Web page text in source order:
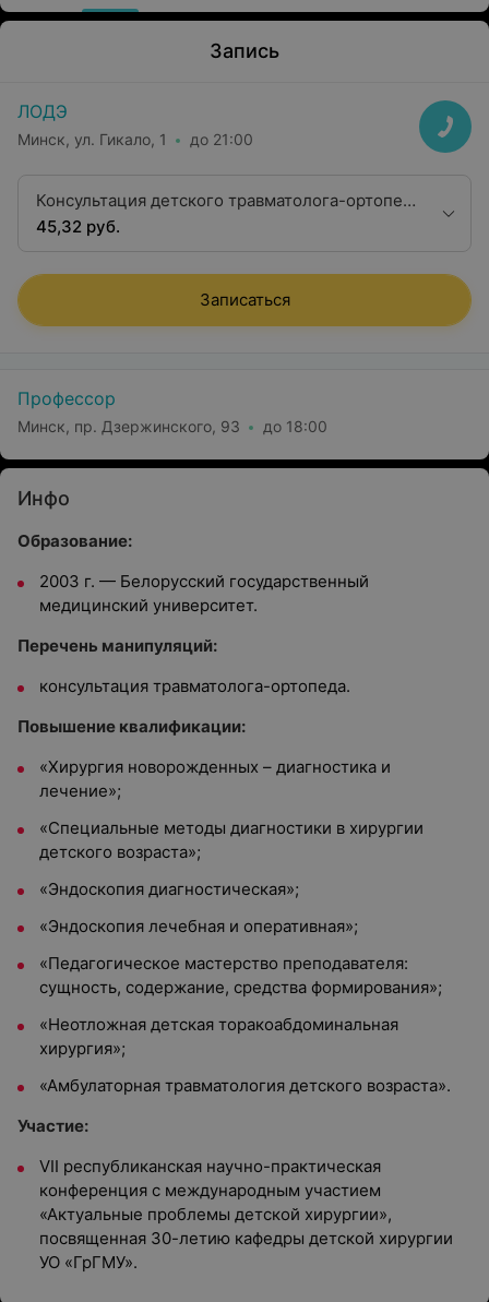
Запись
ЛОДЭ
Минск, ул. Гикало, 1 до 21:00
Консультация детского травматолога-ортопеда
первой квалификационной категории
45,32 руб.
Записаться
Профессор
Минск, пр. Дзержинского, 93 до 18:00
Инфо
Образование:
2003 г. — Белорусский государственный
медицинский университет.
Перечень манипуляций:
консультация травматолога-ортопеда.
Повышение квалификации:
«Хирургия новорожденных – диагностика и
лечение»;
«Специальные методы диагностики в хирургии
детского возраста»;
«Эндоскопия диагностическая»;
«Эндоскопия лечебная и оперативная»;
«Педагогическое мастерство преподавателя:
сущность, содержание, средства формирования»;
«Неотложная детская торакоабдоминальная
хирургия»;
«Амбулаторная травматология детского возраста».
Участие:
VII республиканская научно-практическая
конференция с международным участием
«Актуальные проблемы детской хирургии»,
посвященная 30-летию кафедры детской хирургии
УО «ГрГМУ».